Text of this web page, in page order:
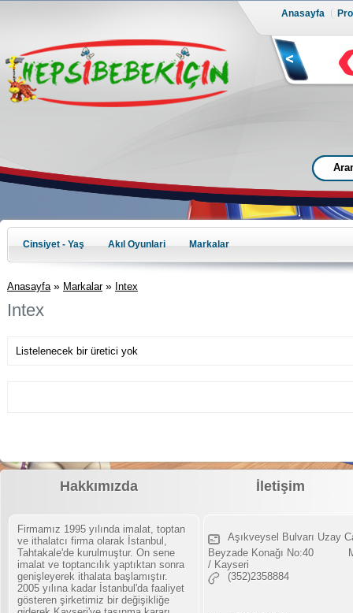
Anasayfa
Cinsiyet - Yaş Akıl Oyunlari Markalar
Anasayfa » Markalar » Intex
Intex
Listelenecek bir üretici yok
Hakkımızda İletişim
Firmamız 1995 yılında imalat, toptan
ve ithalatcı firma olarak İstanbul,
Tahtakale'de kurulmuştur. On sene
imalat ve toptancılık yaptıktan sonra
genişleyerek ithalata başlamıştır.
2005 yılına kadar İstanbul'da faaliyet
gösteren şirketimiz bir değişikliğe
Aşıkveysel Bulvarı Uzay
Beyzade Konağı No:40
/ Kayseri
(352)2358884